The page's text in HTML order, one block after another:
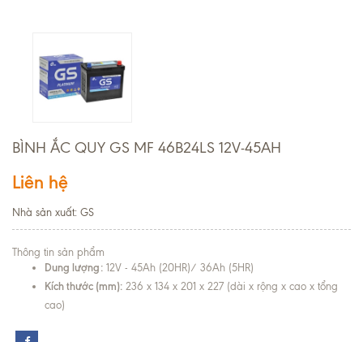
BÌNH ẮC QUY GS MF 46B24LS 12V-45AH
Liên hệ
Nhà sản xuất: GS
Thông tin sản phẩm
Dung lượng: 12V - 45Ah (20HR)/ 36Ah (5HR)
Kích thước (mm): 236 x 134 x 201 x 227 (dài x rộng x cao x tổng
cao)